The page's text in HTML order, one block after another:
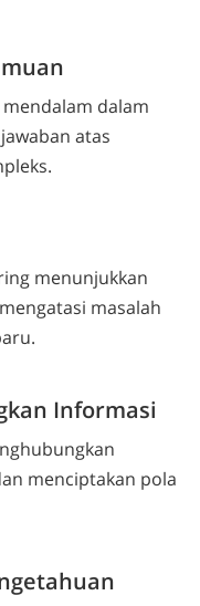
dalam
atas
menunjukkan
masalah
Informasi
menciptakan pola